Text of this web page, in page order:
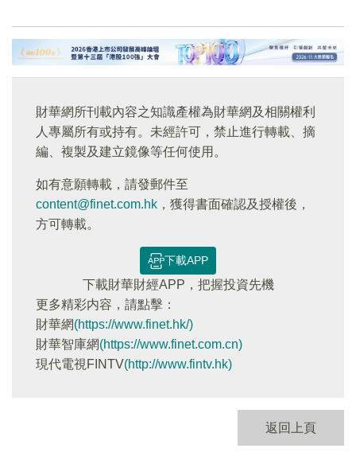
財華網所刊載內容之知識產權為財華網及相關權利
人專屬所有或持有。未經許可，禁止進行轉載、摘
編、複製及建立鏡像等任何使用。
如有意願轉載，請發郵件至
content@finet.com.hk ，獲得書面確認及授權後，
方可轉載。
下載APP
下載財華財經APP，把握投資先機
更多精彩内容，請點擊：
財華網(https://www.finet.hk/)
財華智庫網(https://www.finet.com.cn)
現代電視FINTV(http://www.fintv.hk)
返回上頁